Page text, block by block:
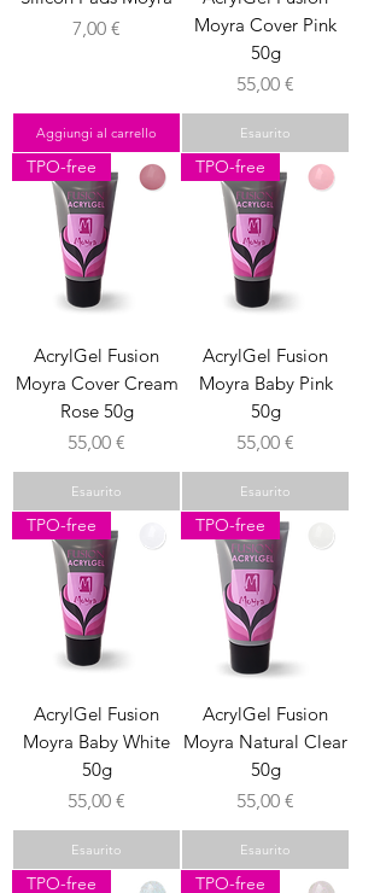
Prezzo
7,00 €
Aggiungi al carrello
Moyra Cover Pink
50g
Prezzo
55,00 €
Esaurito
TPO-free
AcrylGel Fusion
Moyra Cover Cream
Rose 50g
Prezzo
55,00 €
Esaurito
TPO-free
AcrylGel Fusion
Moyra Baby Pink
50g
Prezzo
55,00 €
Esaurito
TPO-free
AcrylGel Fusion
Moyra Baby White
50g
Prezzo
55,00 €
Esaurito
TPO-free
AcrylGel Fusion
Moyra Natural Clear
50g
Prezzo
55,00 €
Esaurito
TPO-free TPO-free